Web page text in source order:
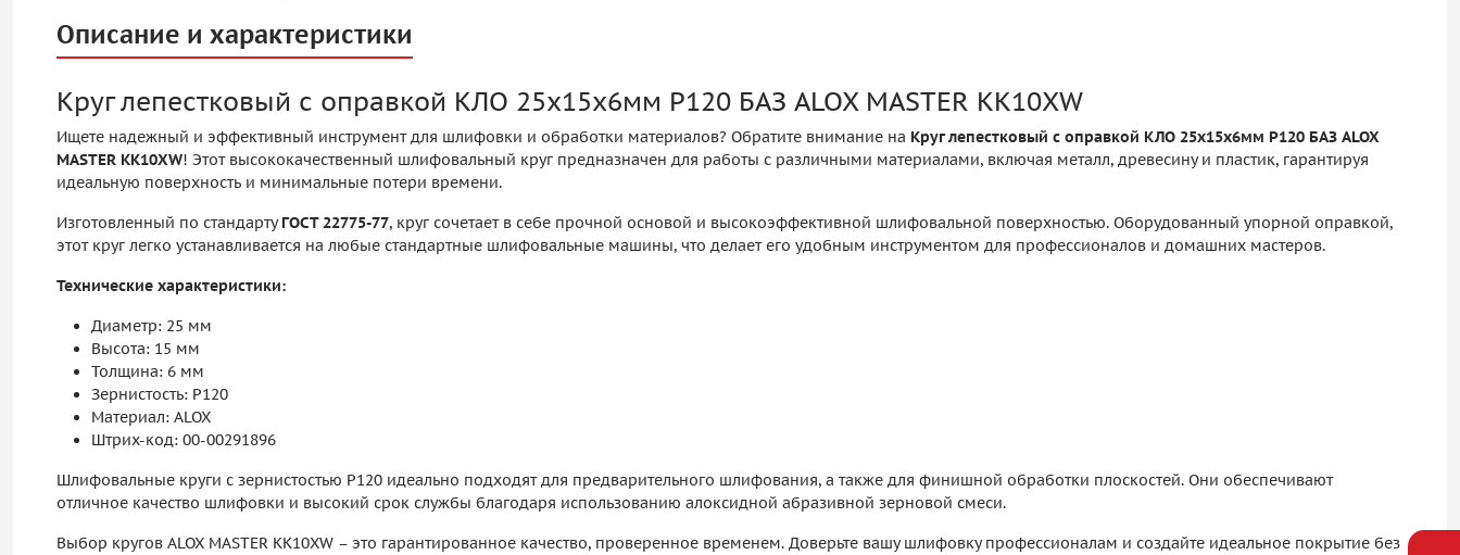
Описание и характеристики
Круг лепестковый с оправкой КЛО 25х15х6мм P120 БАЗ ALOX MASTER KK10XW
Ищете надежный и эффективный инструмент для шлифовки и обработки материалов? Обратите внимание на Круг лепестковый с оправкой КЛО 25х15х6мм P120 БАЗ ALOX
MASTER KK10XW! Этот высококачественный шлифовальный круг предназначен для работы с различными материалами, включая металл, древесину и пластик, гарантируя
идеальную поверхность и минимальные потери времени.
Изготовленный по стандартуГОСТ 22775-77, круг сочетает в себе прочной основой и высокоэффективной шлифовальной поверхностью. Оборудованный упорной оправкой,
этот круг легко устанавливается на любые стандартные шлифовальные машины, что делает его удобным инструментом для профессионалов и домашних мастеров.
Технические характеристики:
Диаметр: 25 мм
Высота: 15 мм
Толщина: 6 мм
Зернистость: P120
Материал: ALOX
Штрих-код: 00-00291896
Шлифовальные круги с зернистостью P120 идеально подходят для предварительного шлифования, а также для финишной обработки плоскостей. Они обеспечивают
отличное качество шлифовки и высокий срок службы благодаря использованию алоксидной абразивной зерновой смеси.
Выбор кругов ALOX MASTER KK10XW – это гарантированное качество, проверенное временем. Доверьте вашу шлифовку профессионалам и создайте идеальное покрытие без